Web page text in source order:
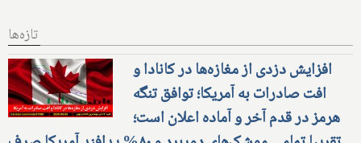
تازه‌ها
افزایش دزدی از مغازه‌ها در کانادا و
افت صادرات به آمریکا؛ توافق تنگه
هرمز در قدم آخر و آماده اعلان است؛